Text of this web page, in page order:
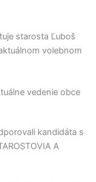
starosta Ľuboš
volebnom
vedenie obce
kandidáta s
A